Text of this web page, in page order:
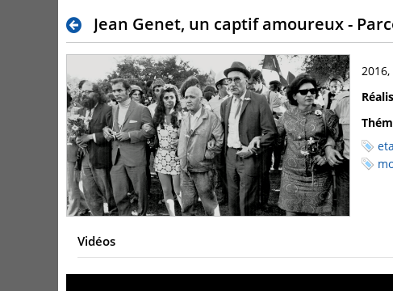
Jean Genet, un captif amoureux -
Vidéos